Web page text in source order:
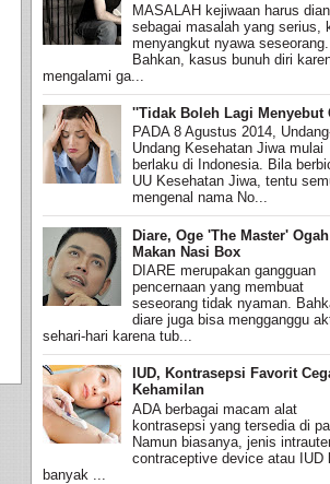
MASALAH kejiwaan harus
sebagai masalah yang serius,
menyangkut nyawa seseorang.
Bahkan, kasus bunuh diri
mengalami ga...
''Tidak Boleh Lagi Menyebut
PADA 8 Agustus 2014,
Undang Kesehatan Jiwa mulai
berlaku di Indonesia. Bila
UU Kesehatan Jiwa, tentu
mengenal nama No...
Diare, Oge 'The Master' Ogah
Makan Nasi Box
DIARE merupakan gangguan
pencernaan yang membuat
seseorang tidak nyaman.
diare juga bisa mengganggu
sehari-hari karena tub...
IUD, Kontrasepsi Favorit
Kehamilan
ADA berbagai macam alat
kontrasepsi yang tersedia di
Namun biasanya, jenis
contraceptive device atau IUD
banyak ...